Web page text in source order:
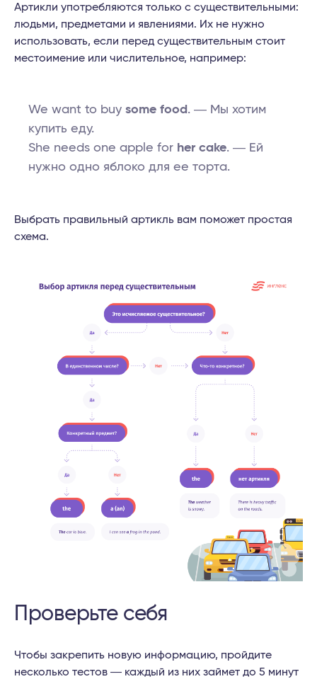
Артикли употребляются только с существительными:
людьми, предметами и явлениями. Их не нужно
использовать, если перед существительным стоит
местоимение или числительное, например:
We want to buy some food . ― Мы хотим
купить еду.
She needs one apple for her cake. ― Ей
нужно одно яблоко для ее торта.
Выбрать правильный артикль вам поможет простая
схема.
Проверьте себя
Чтобы закрепить новую информацию, пройдите
несколько тестов ― каждый из них займет до 5 минут